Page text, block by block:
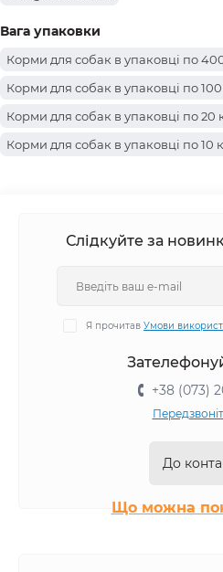
Вага упаковки
Корми для собак в упаковці по
Корми для собак в упаковці по 100
Корми для собак в упаковці по 20
Корми для собак в упаковці по 10
Корми для собак в упаковці по 7.5
Корми для собак в упаковці по 1.2
Корми для собак в упаковці по 5 кг
Корми для собак в упаковці по 1.25
Слідкуйте за
Я прочитав Умови
+38 (073)
До
Що можна